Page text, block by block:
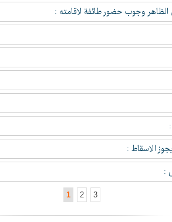
الظاهر وجوب حضور طائفة لاقامته :
الاسقاط :
:
1 2 3